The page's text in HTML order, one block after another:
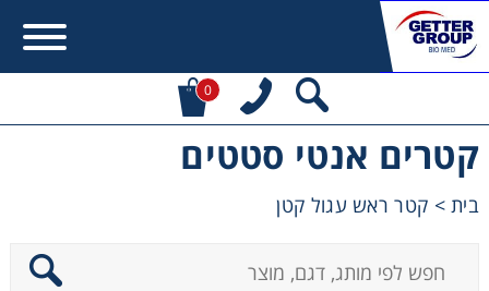
0
קטרים אנטי סטטים
בית> קטר ראש עגול קטן
Contact form not found.
Centrifuges